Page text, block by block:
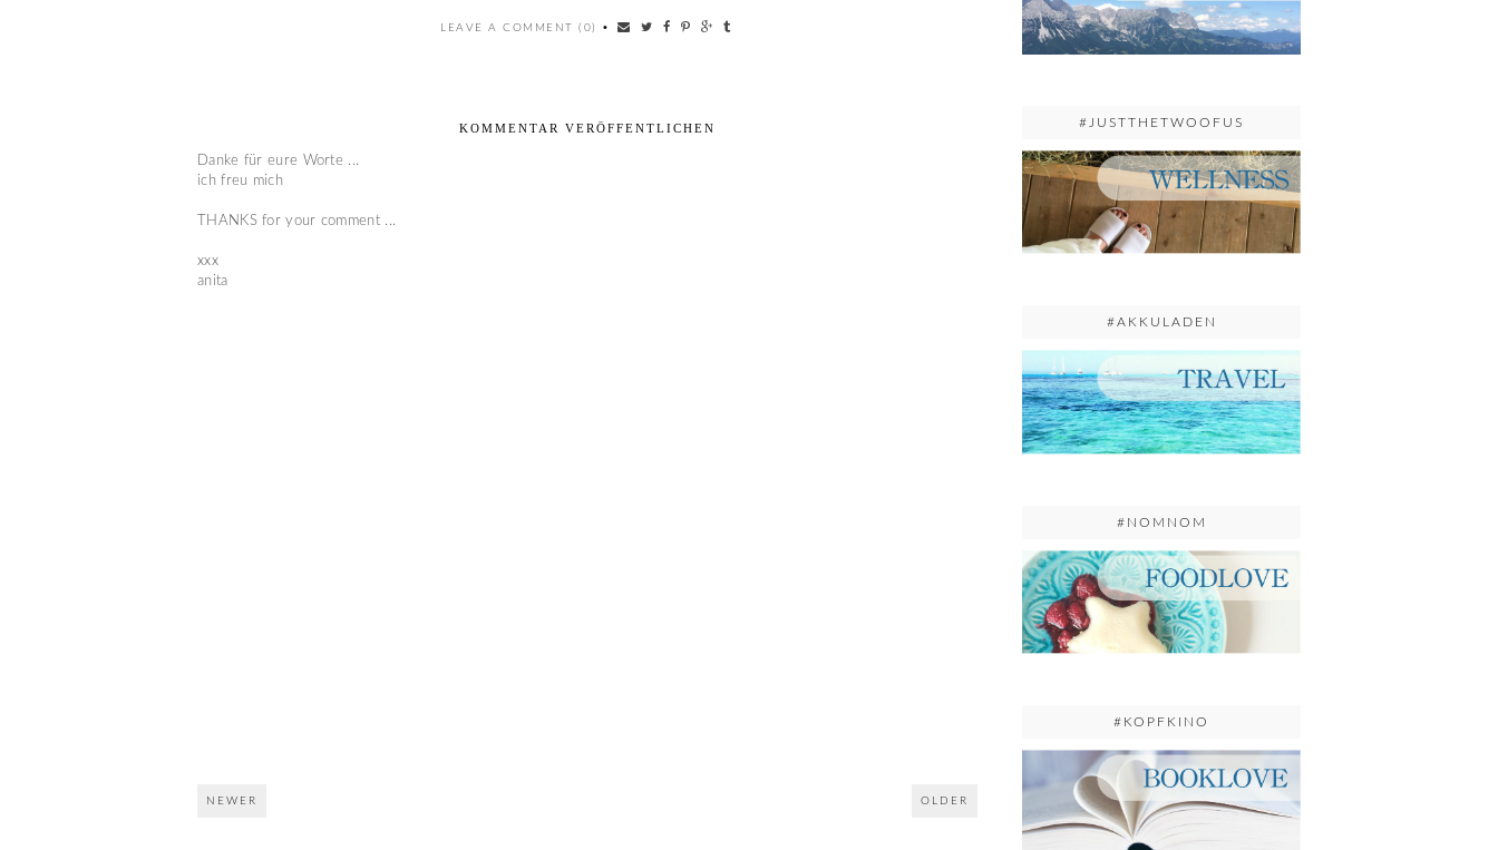
LEAVE A COMMENT (0) •
KOMMENTAR VERÖFFENTLICHEN
Danke für eure Worte ...
ich freu mich
THANKS for your comment ...
xxx
anita
NEWER OLDER
#JUSTTHETWOOFUS
#AKKULADEN
#NOMNOM
#KOPFKINO